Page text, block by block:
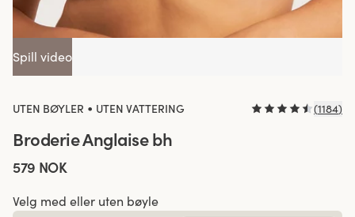
Spill video
UTEN BØYLER • UTEN VATTERING (1184)
Broderie Anglaise bh
579 NOK
Velg med eller uten bøyle